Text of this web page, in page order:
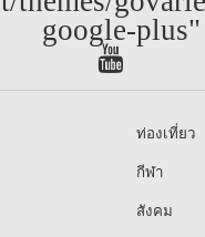
google-
ท่องเที่ยว
กีฬา
สังคม